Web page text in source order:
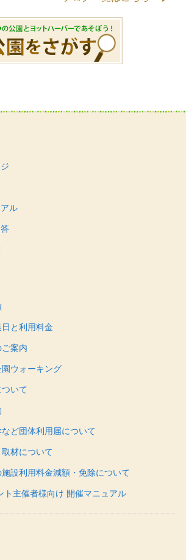
ル
と利用料金
案内
ウォーキング
いて
ど団体利用届について
取材について
設利用料金減額・免除について
ト主催者様向け 開催マニュアル